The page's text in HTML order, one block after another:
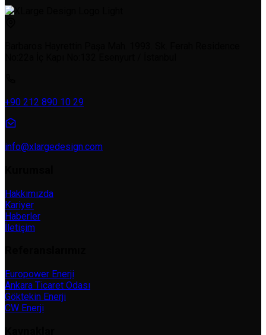
+90 212 890 10 29
info@xlargedesign.com
Hakkımızda
Kariyer
Haberler
İletişim
Europower Enerji
Ankara Ticaret Odası
Göktekin Enerji
CW Enerji